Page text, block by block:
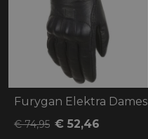
Furygan Elektra Dames
€ 74,95 € 52,46